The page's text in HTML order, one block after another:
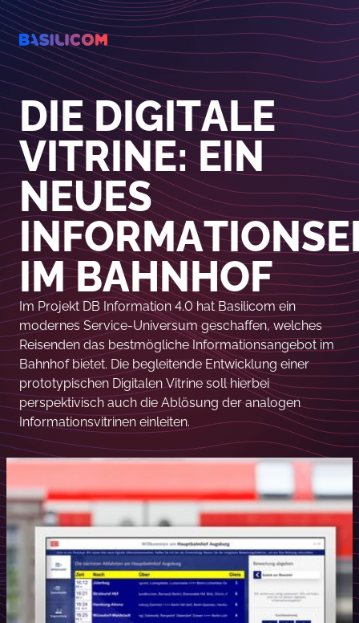
Company Logo von Basilicom GmbH
Company Logo von Basilicom GmbH
DIE DIGITALE
VITRINE: EIN
NEUES
IM BAHNHOF
Im Projekt DB Information 4.0 hat Basilicom ein
modernes Service-Universum geschaffen, welches
Reisenden das bestmögliche Informationsangebot im
Bahnhof bietet. Die begleitende Entwicklung einer
prototypischen Digitalen Vitrine soll hierbei
perspektivisch auch die Ablösung der analogen
Informationsvitrinen einleiten.